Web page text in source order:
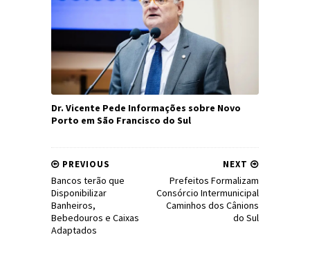
Dr. Vicente Pede Informações sobre Novo
Porto em São Francisco do Sul
NEXT
Prefeitos Formalizam
Consórcio Intermunicipal
Caminhos dos Cânions
do Sul
PREVIOUS
Bancos terão que
Disponibilizar
Banheiros,
Bebedouros e Caixas
Adaptados